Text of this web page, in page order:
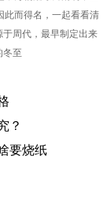
此而得名，一起看看清
周代，最早制定出来
冬至
？
要烧纸